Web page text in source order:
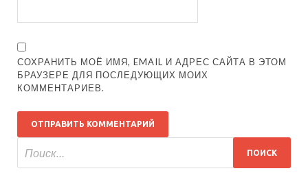
СОХРАНИТЬ МОЁ ИМЯ, EMAIL И АДРЕС САЙТА В ЭТОМ
БРАУЗЕРЕ ДЛЯ ПОСЛЕДУЮЩИХ МОИХ
КОММЕНТАРИЕВ.